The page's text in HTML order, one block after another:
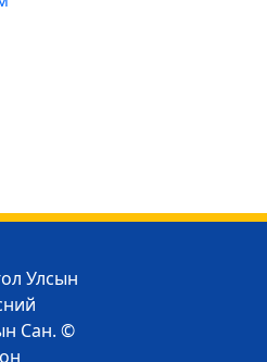
Улсын
Сан. ©